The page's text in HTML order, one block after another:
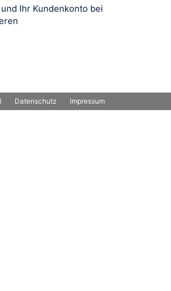
Ihr Kundenkonto bei
Datenschutz Impressum